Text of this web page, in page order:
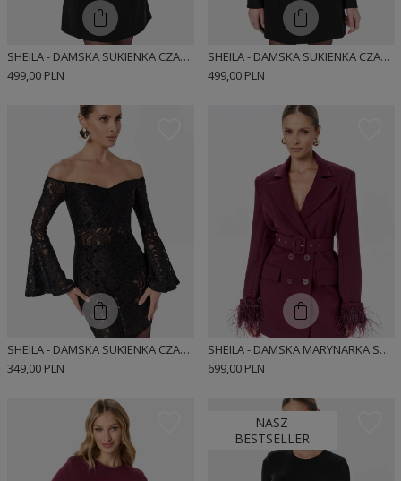
SHEILA - DAMSKA SUKIENKA CZARNA KLASYCZNA Z OZDOBNYMI FALBANAMI 'CRYSTAL'
499,00 PLN
SHEILA - DAMSKA SUKIENKA CZARNA Z FALBANĄ MINI 'CYNTIA'
499,00 PLN
SHEILA - DAMSKA SUKIENKA CZARNA ELEGANCKA DOPASOWANA 'DIUNE'
349,00 PLN
SHEILA - DAMSKA MARYNARKA SUKIENKOWA BORDOWA DWURZĘDOWA Z PIÓRAMI 'DELANE'
699,00 PLN
NASZ
BESTSELLER